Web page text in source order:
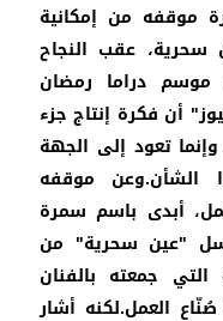
موقفه من إمكانية
عقب النجاح
موسم دراما رمضان
أن فكرة إنتاج جزء
تعود إلى الجهة
الشأن.وعن موقفه
أبدى باسم سمرة
"عين سحرية" من
التي جمعته بالفنان
العمل.لكنه أشار